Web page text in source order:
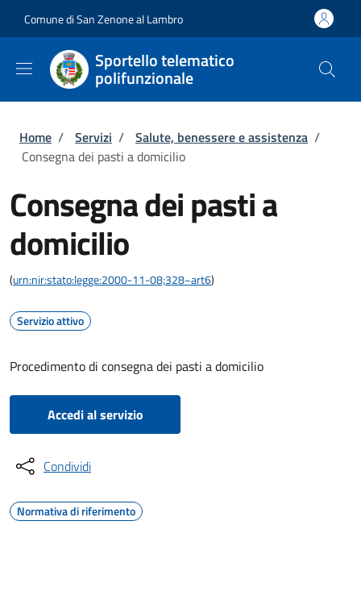
Comune di San Zenone al Lambro
Sportello telematico
polifunzionale
Briciole di pane
Home / Servizi / Salute, benessere e assistenza /
Consegna dei pasti a domicilio
Consegna dei pasti a
domicilio
(urn:nir:stato:legge:2000-11-08;328~art6)
Servizio attivo
Procedimento di consegna dei pasti a domicilio
Accedi al servizio
Condividi
Normativa di riferimento